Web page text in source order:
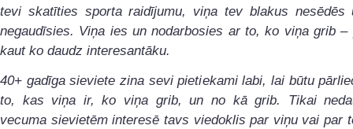
tevi skatīties sporta raidījumu, viņa tev blakus nesēdēs
negaudīsies. Viņa ies un nodarbosies ar to, ko viņa grib –
kaut ko daudz interesantāku.
40+ gadīga sieviete zina sevi pietiekami labi, lai būtu
to, kas viņa ir, ko viņa grib, un no kā grib. Tikai
vecuma sievietēm interesē tavs viedoklis par viņu vai par